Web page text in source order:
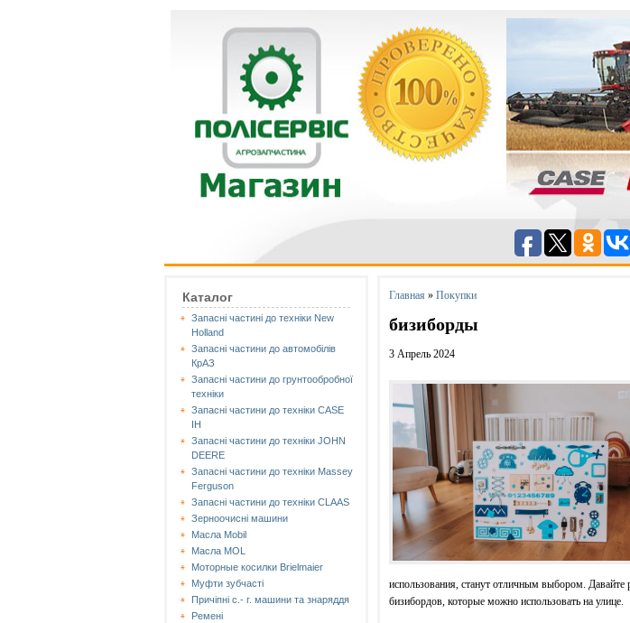
Каталог
Запасні частині до техніки New
Holland
Запасні частини до автомобілів
КрАЗ
Запасні частини до грунтообробної
техніки
Запасні частини до техніки CASE
IH
Запасні частини до техніки JOHN
DEERE
Запасні частини до техніки Massey
Ferguson
Запасні частини до техніки СLAAS
Зерноочисні машини
Масла Mobil
Масла MOL
Моторные косилки Brielmaier
Муфти зубчасті
Причіпні с.- г. машини та знаряддя
Ремені
Главная » Покупки
бизиборды
3 Апрель 2024
использования, станут отличным выбором. Давайте
бизибордов, которые можно использовать на улице.